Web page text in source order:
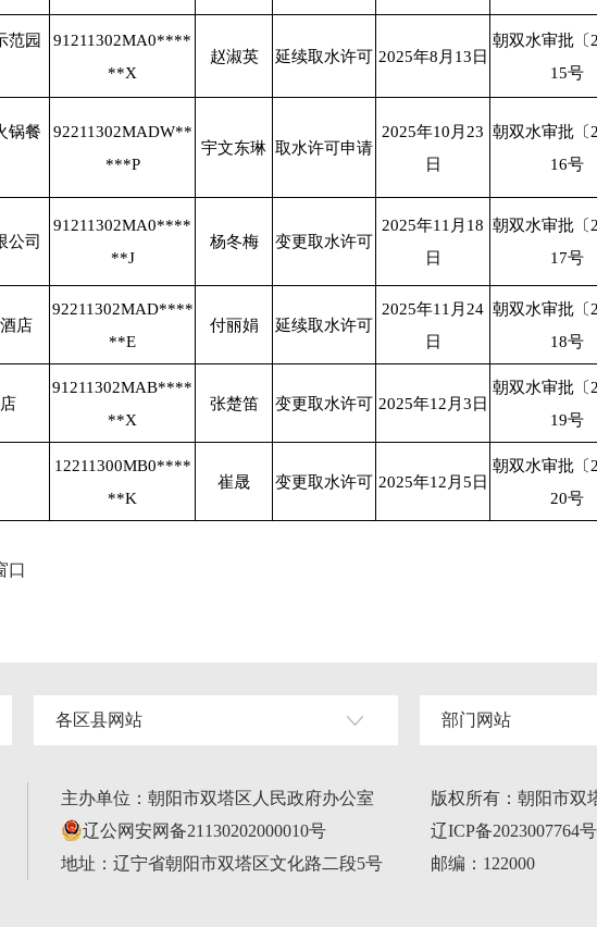
范园
91211302MA0****
**X
赵淑英 延续取水许可 2025年8月13日
朝双水审批〔
15号
锅餐
92211302MADW**
***P
宇文东琳 取水许可申请
2025年10月23
日
朝双水审批〔
16号
公司
91211302MA0****
**J
杨冬梅 变更取水许可
2025年11月18
日
朝双水审批〔
17号
店
92211302MAD****
**E
付丽娟 延续取水许可
2025年11月24
日
朝双水审批〔
18号
91211302MAB****
**X
张楚笛 变更取水许可 2025年12月3日
朝双水审批〔
19号
12211300MB0****
**K
崔晟 变更取水许可 2025年12月5日
朝双水审批〔
20号
口
各区县网站 部门网站
主办单位：朝阳市双塔区人民政府办公室
辽公网安网备21130202000010号
地址：辽宁省朝阳市双塔区文化路二段5号
版权所有：朝阳市双
辽ICP备2023007764号
邮编：122000